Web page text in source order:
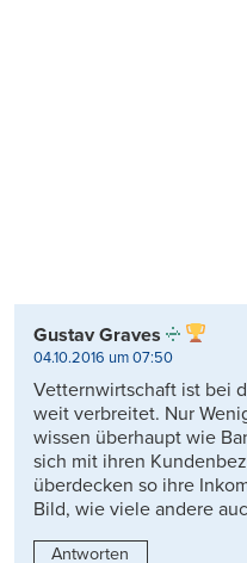
Gustav Graves
04.10.2016 um 07:50
Vetternwirtschaft ist bei
weit verbreitet. Nur
wissen überhaupt wie
sich mit ihren
überdecken so ihre
Bild, wie viele andere
Antworten